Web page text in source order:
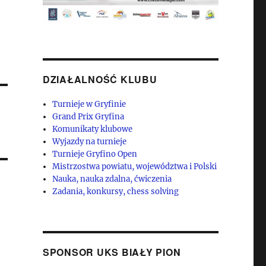
DZIAŁALNOŚĆ KLUBU
Turnieje w Gryfinie
Grand Prix Gryfina
Komunikaty klubowe
Wyjazdy na turnieje
Turnieje Gryfino Open
Mistrzostwa powiatu, województwa i Polski
Nauka, nauka zdalna, ćwiczenia
Zadania, konkursy, chess solving
SPONSOR UKS BIAŁY PION